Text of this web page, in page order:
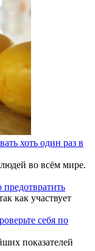
хоть один раз в
во всём мире.
как участвует
себя по
показателей